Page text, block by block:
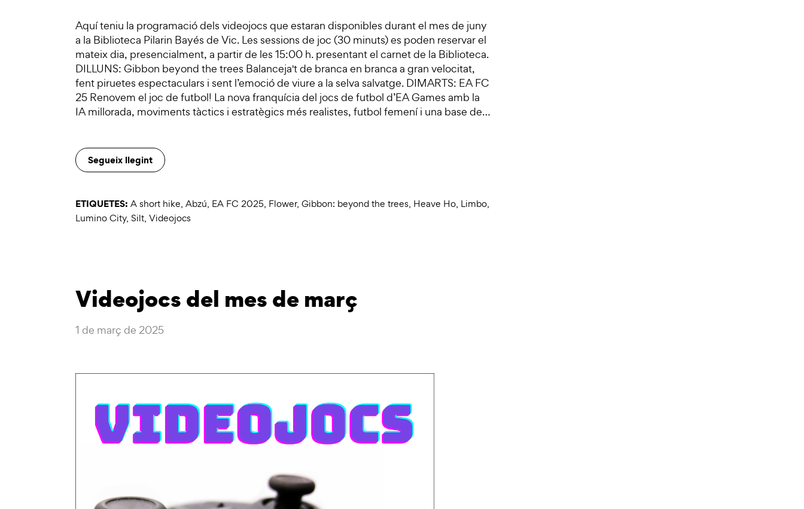
Aquí teniu la programació dels videojocs que estaran disponibles durant el mes de juny
a la Biblioteca Pilarin Bayés de Vic. Les sessions de joc (30 minuts) es poden reservar el
mateix dia, presencialment, a partir de les 15:00 h. presentant el carnet de la Biblioteca.
DILLUNS: Gibbon beyond the trees Balanceja't de branca en branca a gran velocitat,
fent piruetes espectaculars i sent l’emoció de viure a la selva salvatge. DIMARTS: EA FC
25 Renovem el joc de futbol! La nova franquícia del jocs de futbol d’EA Games amb la
IA millorada, moviments tàctics i estratègics més realistes, futbol femení i una base de…
Segueix llegint
ETIQUETES: A short hike, Abzú, EA FC 2025, Flower, Gibbon: beyond the trees, Heave Ho, Limbo,
Lumino City, Silt, Videojocs
Videojocs del mes de març
1 de març de 2025